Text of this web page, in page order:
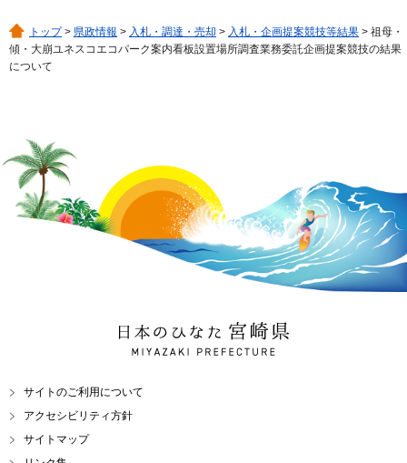
トップ> 県政情報 > 入札・調達・売却 > 入札・企画提案競技等結果 > 祖母・
傾・大崩ユネスコエコパーク案内看板設置場所調査業務委託企画提案競技の結果
について
日本のひなた 宮崎県
MIYAZAKI PREFECTURE
サイトのご利用について
アクセシビリティ方針
サイトマップ